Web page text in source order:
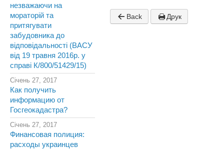
незважаючи на
мораторій та
притягувати
забудовника до
відповідальності (ВАСУ
від 19 травня 2016р. у
справі К/800/51429/15)
Січень 27, 2017
Как получить
информацию от
Госгеокадастра?
Січень 27, 2017
Финансовая полиция:
расходы украинцев
Back Друк